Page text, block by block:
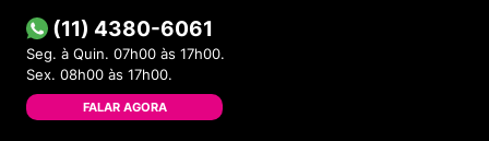
(11) 4380-6061
Seg. à Quin. 07h00 às 17h00.
Sex. 08h00 às 17h00.
FALAR AGORA